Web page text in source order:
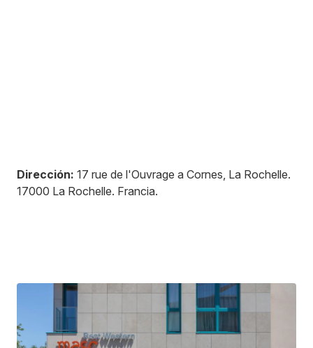
Dirección: 17 rue de l'Ouvrage a Cornes, La Rochelle.
17000 La Rochelle. Francia.